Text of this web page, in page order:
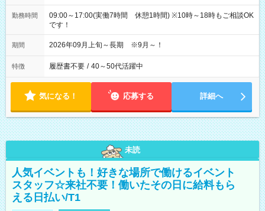
勤務時間
09:00～17:00(実働7時間 休憩1時間) ※10時～18時もご相談OK
です！
期間 2026年09月上旬～長期 ※9月～！
特徴 履歴書不要 / 40～50代活躍中
気になる！ 応募する 詳細へ
未読
人気イベントも！好きな場所で働けるイベント
スタッフ☆来社不要！働いたその日に給料もら
える日払い/T1